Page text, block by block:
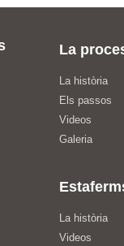
La
La història
Els passos
Videos
Galeria
La història
Videos